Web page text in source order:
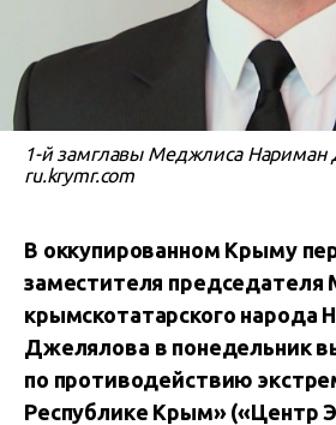
1-й замглавы Меджлиса
ru.krymr.com
В оккупированном Крыму
заместителя
крымскотатарского народа
Джелялова в понедельник
по противодействию
Республике Крым» («Центр